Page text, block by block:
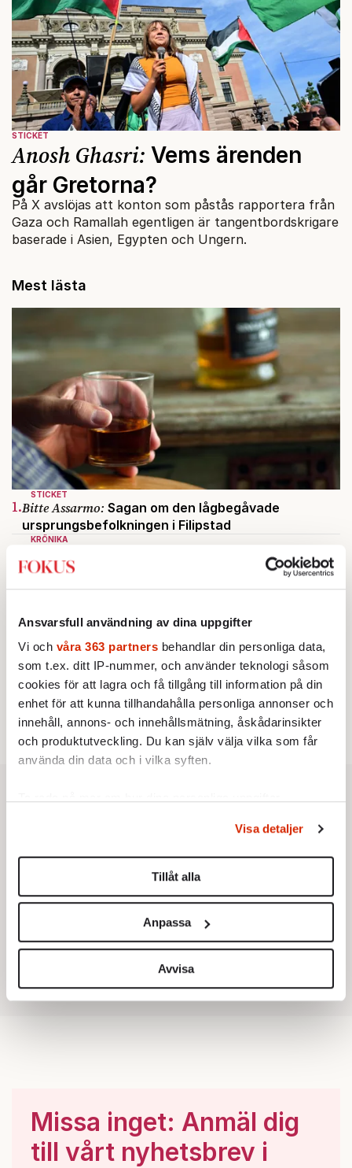
Ansvarsfull användning av dina uppgifter
Vi och våra 363 partners behandlar din personliga data,
som t.ex. ditt IP-nummer, och använder teknologi såsom
cookies för att lagra och få tillgång till information på din
enhet för att kunna tillhandahålla personliga annonser och
innehåll, annons- och innehållsmätning, åskådarinsikter
och produktutveckling. Du kan själv välja vilka som får
använda din data och i vilka syften.
Du kan ändra eller dra tillbaka ditt samtycke när som
helst från cookie-förklaringen.
Vi använder enhetsidentifierare för att anpassa innehållet
för sociala medier och analysera vår trafik. Vi
vidarebefordrar även sådana identifierare och annan
information från din enhet till de sociala medier och
annons- och analysföretag som vi samarbetar med.
Dessa kan i sin tur kombinera informationen med annan
Visa detaljer
Tillåt alla
Anpassa
Avvisa
STICKET
Anosh Ghasri: Vems ärenden
går Gretorna?
På X avslöjas att konton som påstås rapportera från
Gaza och Ramallah egentligen är tangentbordskrigare
baserade i Asien, Egypten och Ungern.
Mest lästa
STICKET
1.Bitte Assarmo: Sagan om den lågbegåvade
ursprungsbefolkningen i Filipstad
KRÖNIKA
Efter islamistdådet oroar sig
vänstern för Agnes Wold
3.
KRÖNIKA
mellan raderna
STICKET
5.Johan Romin:Varför ställs aldrig dessa frågor?
6.Dan Korn:Quisling, quislingar och sten i glashus
Missa inget: Anmäl dig
till vårt nyhetsbrev i